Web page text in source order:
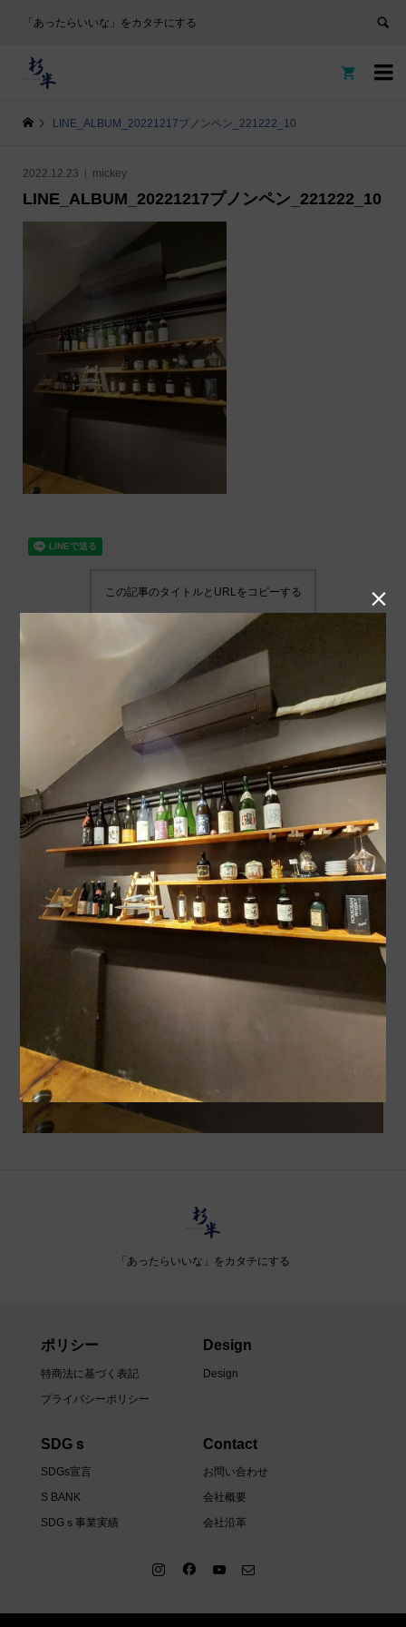
「あったらいいな」をカタチにする


LINE_ALBUM_20221217プノンペン_221222_10
2022.12.23 mickey
LINE_ALBUM_20221217プノンペン_221222_10
この記事のタイトルとURLをコピーする
「あったらいいな」をカタチにする
ポリシー
特商法に基づく表記
プライバシーポリシー
Design
Design
SDGｓ
SDGs宣言
S BANK
SDGｓ事業実績
Contact
お問い合わせ
会社概要
会社沿革
